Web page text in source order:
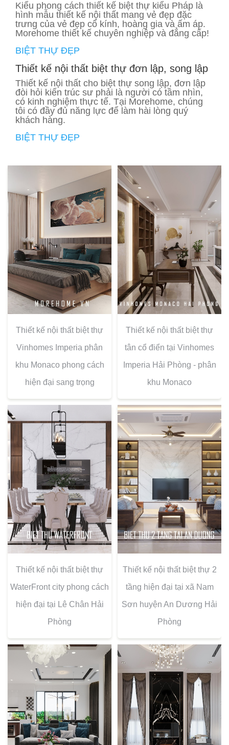
Kiểu phong cách thiết kế biệt thự kiểu Pháp là
hình mẫu thiết kế nội thất mang vẻ đẹp đặc
trưng của vẻ đẹp cổ kính, hoàng gia và ấm áp.
Morehome thiết kế chuyên nghiệp và đẳng cấp!
BIỆT THỰ ĐẸP
Thiết kế nội thất biệt thự đơn lập, song lập
Thiết kế nội thất cho biệt thự song lập, đơn lập
đòi hỏi kiến trúc sư phải là người có tầm nhìn,
có kinh nghiệm thực tế. Tại Morehome, chúng
tôi có đầy đủ năng lực để làm hài lòng quý
khách hàng.
BIỆT THỰ ĐẸP
Thiết kế nội thất biệt thự
Vinhomes Imperia phân
khu Monaco phong cách
hiện đại sang trọng
Thiết kế nội thất biệt thự
tân cổ điển tại Vinhomes
Imperia Hải Phòng - phân
khu Monaco
Thiết kế nội thất biệt thự
WaterFront city phong cách
hiện đại tại Lê Chân Hải
Phòng
Thiết kế nội thất biệt thự 2
tầng hiện đại tại xã Nam
Sơn huyện An Dương Hải
Phòng